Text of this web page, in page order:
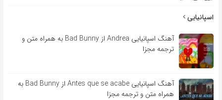
اسپانیایی
آهنگ اسپانیایی Andrea از Bad Bunny به همراه متن و
ترجمه مجزا
آهنگ اسپانیایی Antes que se acabe از Bad Bunny به
همراه متن و ترجمه مجزا